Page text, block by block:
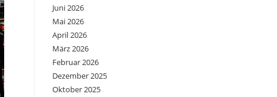
Juni 2026
Mai 2026
April 2026
März 2026
Februar 2026
Dezember 2025
Oktober 2025